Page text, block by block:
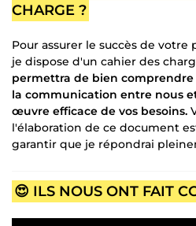
CHARGE ?
Pour assurer le succès de
je dispose d'un cahier des
permettra de bien
la communication entre nous
œuvre efficace de vos besoins.
l'élaboration de ce document
garantir que je répondrai
😍 ILS NOUS ONT FAIT